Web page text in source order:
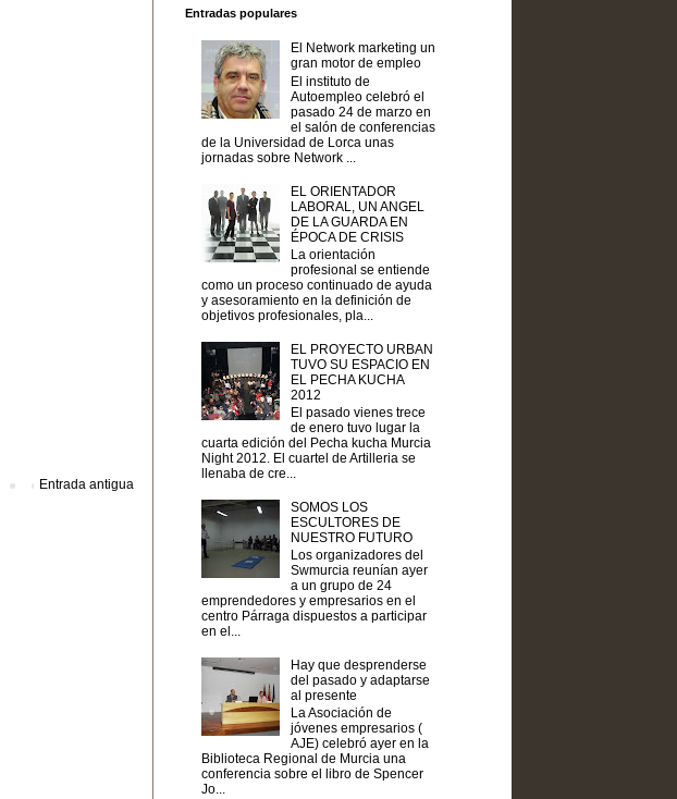
Entrada antigua
Entradas populares
El Network marketing un
gran motor de empleo
El instituto de
Autoempleo celebró el
pasado 24 de marzo en
el salón de conferencias
de la Universidad de Lorca unas
jornadas sobre Network ...
EL ORIENTADOR
LABORAL, UN ANGEL
DE LA GUARDA EN
ÉPOCA DE CRISIS
La orientación
profesional se entiende
como un proceso continuado de ayuda
y asesoramiento en la definición de
objetivos profesionales, pla...
EL PROYECTO URBAN
TUVO SU ESPACIO EN
EL PECHA KUCHA
2012
El pasado vienes trece
de enero tuvo lugar la
cuarta edición del Pecha kucha Murcia
Night 2012. El cuartel de Artilleria se
llenaba de cre...
SOMOS LOS
ESCULTORES DE
NUESTRO FUTURO
Los organizadores del
Swmurcia reunían ayer
a un grupo de 24
emprendedores y empresarios en el
centro Párraga dispuestos a participar
en el...
Hay que desprenderse
del pasado y adaptarse
al presente
La Asociación de
jóvenes empresarios (
AJE) celebró ayer en la
Biblioteca Regional de Murcia una
conferencia sobre el libro de Spencer
Jo...